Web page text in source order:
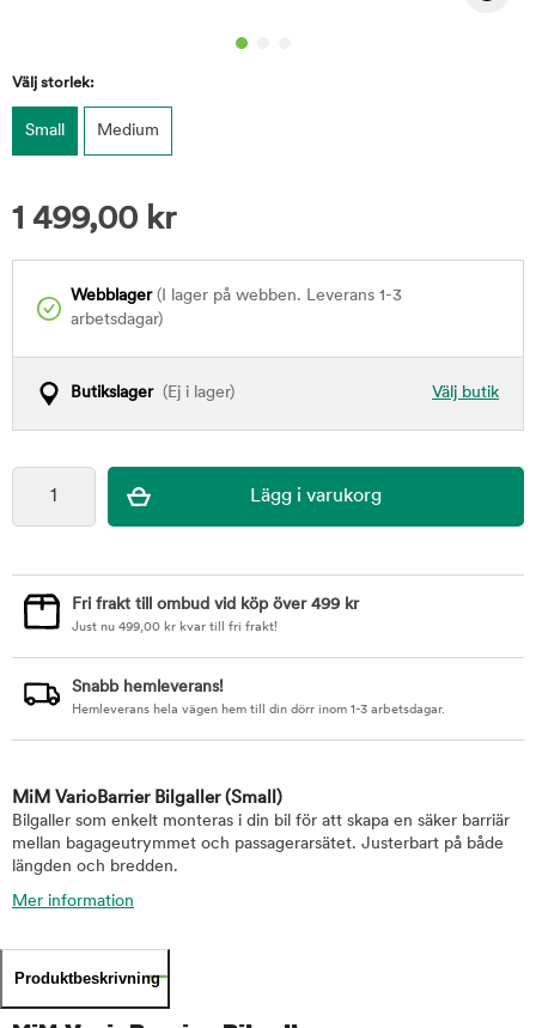
Välj storlek:
Small Medium
1 499,00 kr
Webblager(I lager på webben. Leverans 1-3
arbetsdagar)
Välj butik
Butikslager(Ej i lager)
Fri frakt till ombud vid köp över 499 kr
Just nu 499,00 kr kvar till fri frakt!
Snabb hemleverans!
Hemleverans hela vägen hem till din dörr inom 1-3 arbetsdagar.
MiM VarioBarrier Bilgaller (Small)
Bilgaller som enkelt monteras i din bil för att skapa en säker barriär
mellan bagageutrymmet och passagerarsätet. Justerbart på både
längden och bredden.
Mer information
Produktbeskrivning